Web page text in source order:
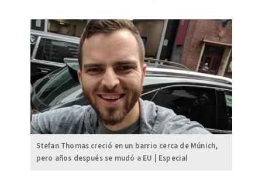
Stefan Thomas creció en un barrio cerca de Múnich,
pero años después se mudó a EU | Especial